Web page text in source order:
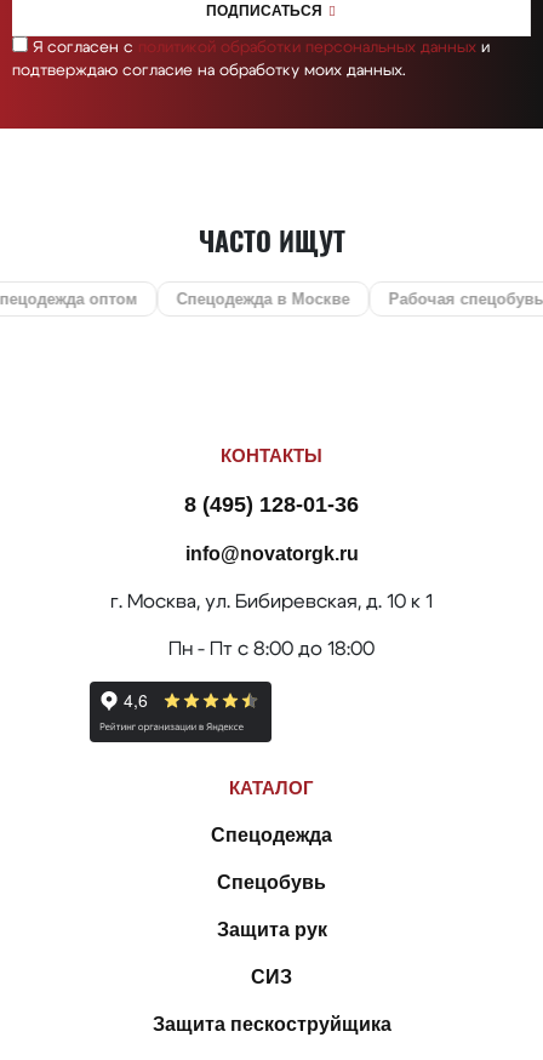
ПОДПИСАТЬСЯ
Я согласен с политикой обработки персональных данныхи
подтверждаю согласие на обработку моих данных.
ЧАСТО ИЩУТ
Спецодежда в Москве Рабочая спецобувь СИЗ
КОНТАКТЫ
8 (495) 128-01-36
info@novatorgk.ru
г. Москва, ул. Бибиревская, д. 10 к 1
Пн - Пт с 8:00 до 18:00
КАТАЛОГ
Спецодежда
Спецобувь
Защита рук
СИЗ
Защита пескоструйщика